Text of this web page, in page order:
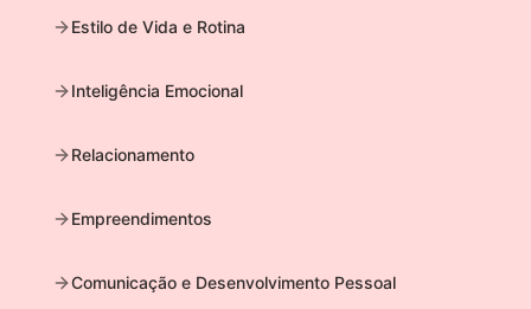
Estilo de Vida e Rotina
Inteligência Emocional
Relacionamento
Empreendimentos
Comunicação e Desenvolvimento Pessoal